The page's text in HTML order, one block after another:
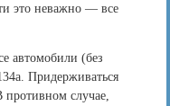
это неважно — все
автомобили (без
Придерживаться
противном случае,